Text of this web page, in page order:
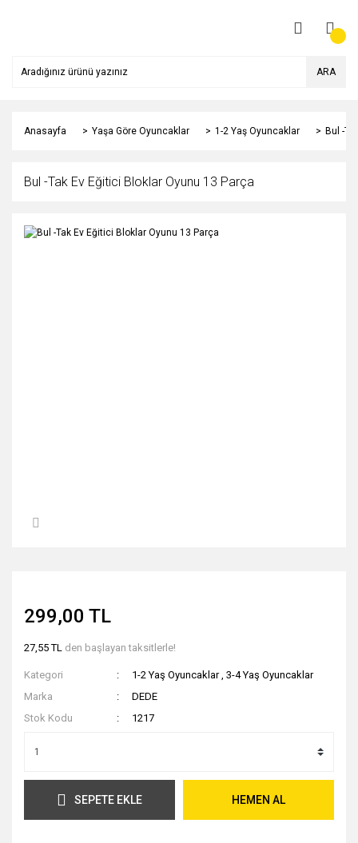
ARA
Anasayfa Yaşa Göre Oyuncaklar 1-2 Yaş Oyuncaklar Bul -
Bul -Tak Ev Eğitici Bloklar Oyunu 13 Parça
299,00 TL
27,55 TL den başlayan taksitlerle!
Kategori 1-2 Yaş Oyuncaklar ,3-4 Yaş Oyuncaklar
Marka
DEDE
Stok Kodu
1217
SEPETE EKLE HEMEN AL